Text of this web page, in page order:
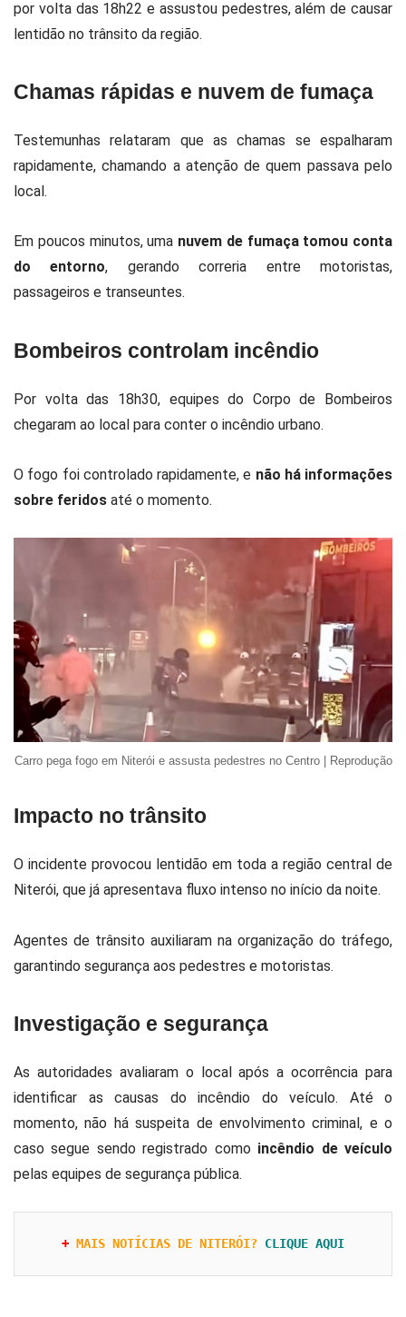
por volta das 18h22 e assustou pedestres, além de causar
lentidão no trânsito da região.
Chamas rápidas e nuvem de fumaça
Testemunhas relataram que as chamas se espalharam
rapidamente, chamando a atenção de quem passava pelo
local.
Em poucos minutos, uma nuvem de fumaça tomou conta
do entorno, gerando correria entre motoristas,
passageiros e transeuntes.
Bombeiros controlam incêndio
Por volta das 18h30, equipes do Corpo de Bombeiros
chegaram ao local para conter o incêndio urbano.
O fogo foi controlado rapidamente, e não há informações
sobre feridos até o momento.
Carro pega fogo em Niterói e assusta pedestres no Centro | Reprodução
Impacto no trânsito
O incidente provocou lentidão em toda a região central de
Niterói, que já apresentava fluxo intenso no início da noite.
Agentes de trânsito auxiliaram na organização do tráfego,
garantindo segurança aos pedestres e motoristas.
Investigação e segurança
As autoridades avaliaram o local após a ocorrência para
identificar as causas do incêndio do veículo. Até o
momento, não há suspeita de envolvimento criminal, e o
caso segue sendo registrado como incêndio de veículo
pelas equipes de segurança pública.
+ MAIS NOTÍCIAS DE NITERÓI? CLIQUE AQUI